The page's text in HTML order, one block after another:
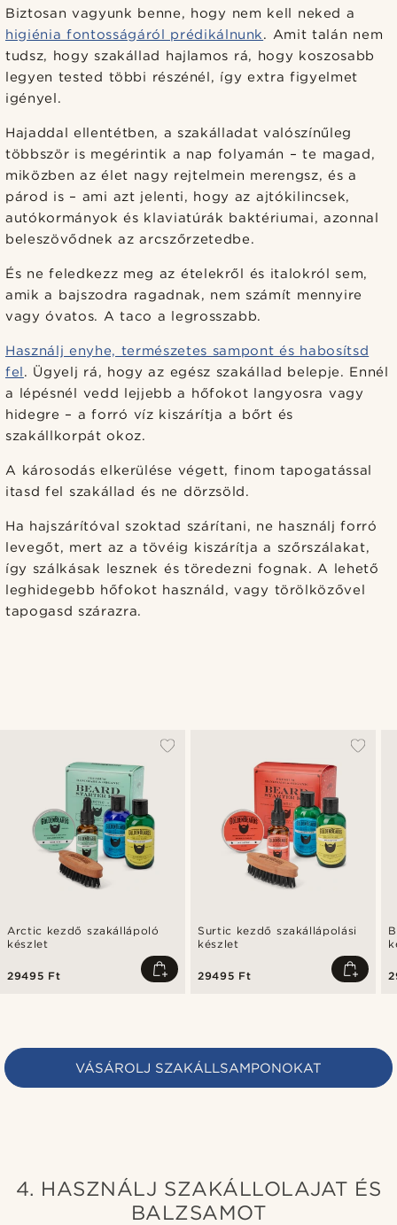
Biztosan vagyunk benne, hogy nem kell neked a
higiénia fontosságáról prédikálnunk. Amit talán nem
tudsz, hogy szakállad hajlamos rá, hogy koszosabb
legyen tested többi részénél, így extra figyelmet
igényel.
Hajaddal ellentétben, a szakálladat valószínűleg
többször is megérintik a nap folyamán – te magad,
miközben az élet nagy rejtelmein merengsz, és a
párod is – ami azt jelenti, hogy az ajtókilincsek,
autókormányok és klaviatúrák baktériumai, azonnal
beleszövődnek az arcszőrzetedbe.
És ne feledkezz meg az ételekről és italokról sem,
amik a bajszodra ragadnak, nem számít mennyire
vagy óvatos. A taco a legrosszabb.
Használj enyhe, természetes sampont és habosítsd
fel. Ügyelj rá, hogy az egész szakállad belepje. Ennél
a lépésnél vedd lejjebb a hőfokot langyosra vagy
hidegre – a forró víz kiszárítja a bőrt és
szakállkorpát okoz.
A károsodás elkerülése végett, finom tapogatással
itasd fel szakállad és ne dörzsöld.
Ha hajszárítóval szoktad szárítani, ne használj forró
levegőt, mert az a tövéig kiszárítja a szőrszálakat,
így szálkásak lesznek és töredezni fognak. A lehető
leghidegebb hőfokot használd, vagy törölközővel
tapogasd szárazra.
Arctic kezdő szakállápoló
készlet
29495 Ft
Surtic kezdő szakállápolási
készlet
29495 Ft
VÁSÁROLJ SZAKÁLLSAMPONOKAT
4. HASZNÁLJ SZAKÁLLOLAJAT ÉS
BALZSAMOT